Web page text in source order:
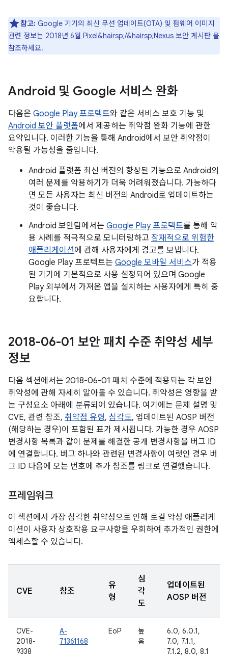
참고: Google 기기의 최신 무선 업데이트(OTA) 및 펌웨어 이미지
관련 정보는 2018년 6월 Pixel&hairsp;/&hairsp;Nexus 보안 게시판 을
참조하세요.
Android 및 Google 서비스 완화
다음은 Google Play 프로텍트와 같은 서비스 보호 기능 및
Android 보안 플랫폼에서 제공하는 취약점 완화 기능에 관한
요약입니다. 이러한 기능을 통해 Android에서 보안 취약점이
악용될 가능성을 줄입니다.
Android 플랫폼 최신 버전의 향상된 기능으로 Android의
여러 문제를 악용하기가 더욱 어려워졌습니다. 가능하다
면 모든 사용자는 최신 버전의 Android로 업데이트하는
것이 좋습니다.
Android 보안팀에서는 Google Play 프로텍트를 통해 악
용 사례를 적극적으로 모니터링하고 잠재적으로 위험한
애플리케이션에 관해 사용자에게 경고를 보냅니다.
Google Play 프로텍트는 Google 모바일 서비스가 적용
된 기기에 기본적으로 사용 설정되어 있으며 Google
Play 외부에서 가져온 앱을 설치하는 사용자에게 특히 중
요합니다.
2018-06-01 보안 패치 수준 취약성 세부
정보
다음 섹션에서는 2018-06-01 패치 수준에 적용되는 각 보안
취약성에 관해 자세히 알아볼 수 있습니다. 취약성은 영향을 받
는 구성요소 아래에 분류되어 있습니다. 여기에는 문제 설명 및
CVE, 관련 참조, 취약점 유형, 심각도, 업데이트된 AOSP 버전
(해당하는 경우)이 포함된 표가 제시됩니다. 가능한 경우 AOSP
변경사항 목록과 같이 문제를 해결한 공개 변경사항을 버그 ID
에 연결합니다. 버그 하나와 관련된 변경사항이 여럿인 경우 버
그 ID 다음에 오는 번호에 추가 참조를 링크로 연결했습니다.
프레임워크
이 섹션에서 가장 심각한 취약성으로 인해 로컬 악성 애플리케
이션이 사용자 상호작용 요구사항을 우회하여 추가적인 권한에
액세스할 수 있습니다.
CVE 참조
유
형
심
각
도
업데이트된
AOSP 버전
CVE-
2018-
9338
A-
71361168
EoP
높
음
6.0, 6.0.1,
7.0, 7.1.1,
7.1.2, 8.0, 8.1